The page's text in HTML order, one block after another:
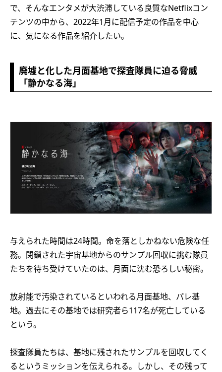
で、そんなエンタメが大渋滞している良質なNetflixコン
テンツの中から、2022年1月に配信予定の作品を中心
に、気になる作品を紹介したい。
廃墟と化した月面基地で探査隊員に迫る脅威
「静かなる海」
与えられた時間は24時間。命を落としかねない危険な任
務。閉鎖された宇宙基地からのサンプル回収に挑む隊員
たちを待ち受けていたのは、月面に沈む恐ろしい秘密。
放射能で汚染されているといわれる月面基地、パレ基
地。過去にその基地では研究者ら117名が死亡している
という。
探査隊員たちは、基地に残されたサンプルを回収してく
るというミッションを伝えられる。しかし、その残って